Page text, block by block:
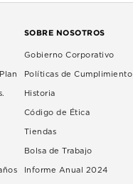
SOBRE NOSOTROS
Gobierno Corporativo
Políticas de Cumplimiento
Historia
Código de Ética
Tiendas
Bolsa de Trabajo
Informe Anual 2024